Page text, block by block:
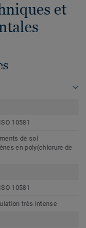
et
10581
de sol
en poly(chlorure de
10581
très intense